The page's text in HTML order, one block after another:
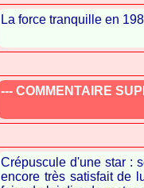
La force tranquille en
--- COMMENTAIRE
Crépuscule d'une star :
encore très satisfait de